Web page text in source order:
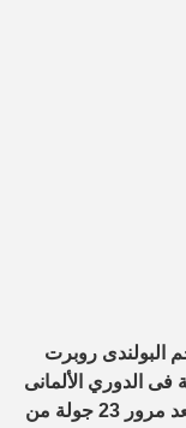
البولندى روبرت
الذى يتفوق تهديفيا على 7 أندية فى الدوري الألمانى
خلال الموسم الحالى 2020 – 2021، وذلك بعد مرور 23 جولة من